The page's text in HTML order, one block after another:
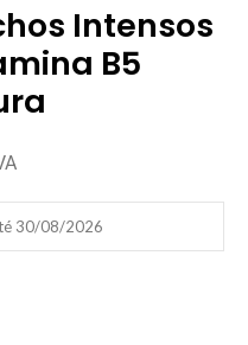
Intensos
B5
30/08/2026